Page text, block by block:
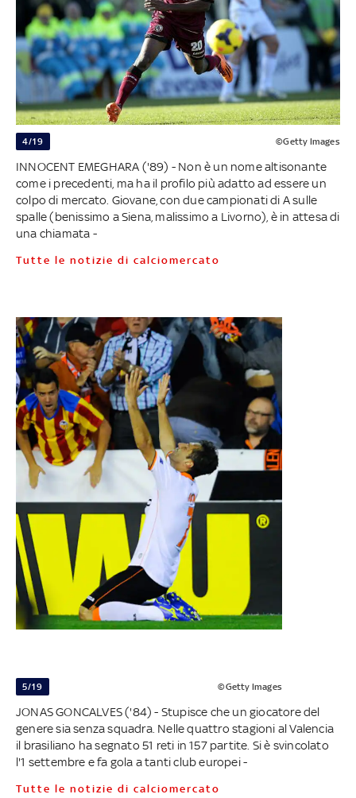
4/19 ©Getty Images
INNOCENT EMEGHARA ('89) - Non è un nome altisonante
come i precedenti, ma ha il profilo più adatto ad essere un
colpo di mercato. Giovane, con due campionati di A sulle
spalle (benissimo a Siena, malissimo a Livorno), è in attesa di
una chiamata -
Tutte le notizie di calciomercato
5/19 ©Getty Images
JONAS GONCALVES ('84) - Stupisce che un giocatore del
genere sia senza squadra. Nelle quattro stagioni al Valencia
il brasiliano ha segnato 51 reti in 157 partite. Si è svincolato
l'1 settembre e fa gola a tanti club europei -
Tutte le notizie di calciomercato